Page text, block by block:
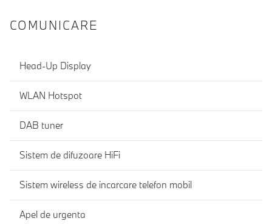
COMUNICARE
Head-Up Display
WLAN Hotspot
DAB tuner
Sistem de difuzoare HiFi
Sistem wireless de incarcare telefon mobil
Apel de urgenta